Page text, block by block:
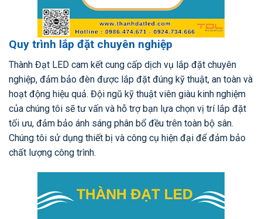
Quy trình lắp đặt chuyên nghiệp
Thành Đạt LED cam kết cung cấp dịch vụ lắp đặt chuyên
nghiệp, đảm bảo đèn được lắp đặt đúng kỹ thuật, an toàn và
hoạt động hiệu quả. Đội ngũ kỹ thuật viên giàu kinh nghiệm
của chúng tôi sẽ tư vấn và hỗ trợ bạn lựa chọn vị trí lắp đặt
tối ưu, đảm bảo ánh sáng phân bổ đều trên toàn bộ sân.
Chúng tôi sử dụng thiết bị và công cụ hiện đại để đảm bảo
chất lượng công trình.